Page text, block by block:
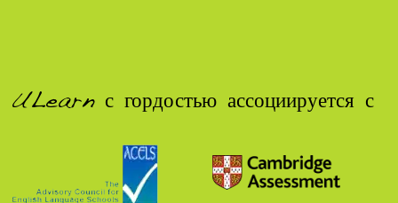
ULearn с гордостью ассоциируется с